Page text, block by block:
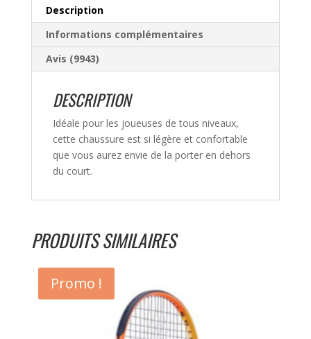
Description
Informations complémentaires
Avis (9943)
DESCRIPTION
Idéale pour les joueuses de tous niveaux,
cette chaussure est si légère et confortable
que vous aurez envie de la porter en dehors
du court.
PRODUITS SIMILAIRES
Promo !